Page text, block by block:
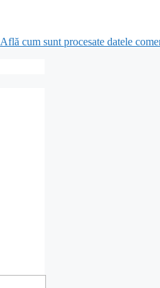
Află cum sunt procesate datele